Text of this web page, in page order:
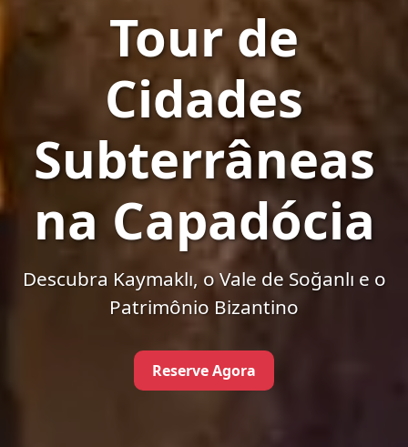
Tour de
Cidades
Subterrâneas
na Capadócia
Descubra Kaymaklı, o Vale de Soğanlı e o
Patrimônio Bizantino
Reserve Agora